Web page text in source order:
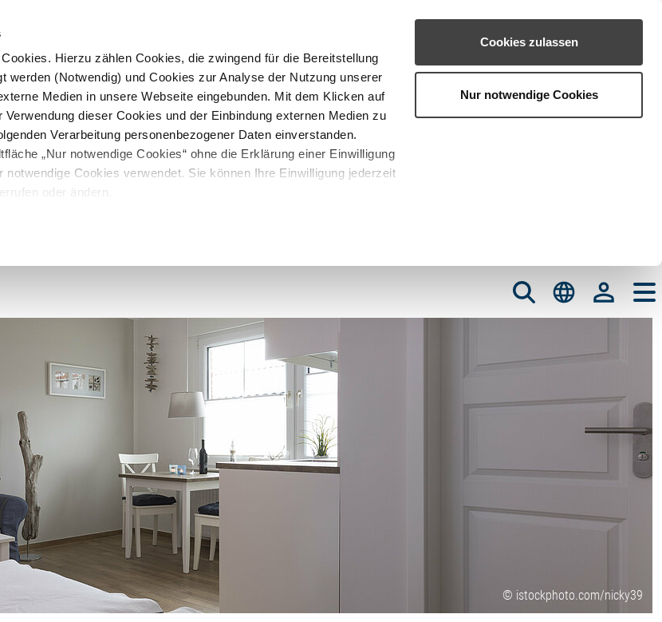
Hierzu zählen Cookies, die zwingend für die Bereitstellung
werden (Notwendig) und Cookies zur Analyse der Nutzung unserer
Medien in unsere Webseite eingebunden. Mit dem Klicken auf
dieser Cookies und der Einbindung externen Medien zu
Verarbeitung personenbezogener Daten einverstanden.
„Nur notwendige Cookies“ ohne die Erklärung einer Einwilligung
Cookies verwendet. Sie können Ihre Einwilligung jederzeit
oder ändern.
Cookies zulassen
Nur notwendige Cookies
© istockphoto.com/nicky39